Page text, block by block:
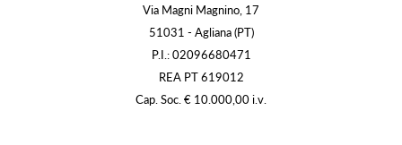
Via Magni Magnino, 17
51031 - Agliana (PT)
P.I.: 02096680471
REA PT 619012
Cap. Soc. € 10.000,00 i.v.